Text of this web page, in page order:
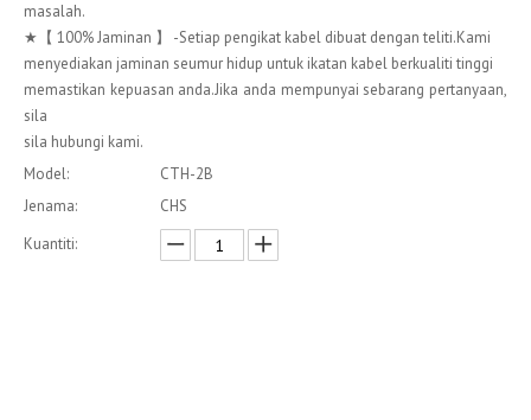
masalah.
★【 100% Jaminan 】 -Setiap pengikat kabel dibuat dengan teliti.Kami
menyediakan jaminan seumur hidup untuk ikatan kabel berkualiti tinggi
memastikan kepuasan anda.Jika anda mempunyai sebarang pertanyaan,
sila
sila hubungi kami.
Model:
CTH-2B
Jenama:
CHS
Kuantiti: